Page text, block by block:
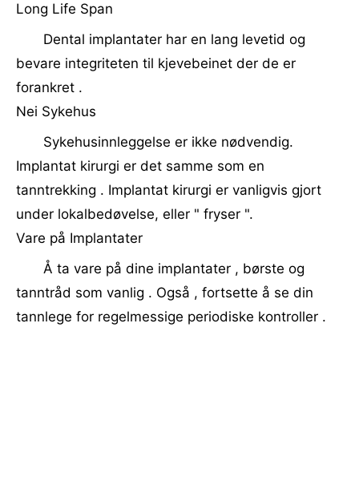
Long Life Span
Dental implantater har en lang levetid og
bevare integriteten til kjevebeinet der de er
forankret .
Nei Sykehus
Sykehusinnleggelse er ikke nødvendig.
Implantat kirurgi er det samme som en
tanntrekking . Implantat kirurgi er vanligvis gjort
under lokalbedøvelse, eller " fryser ".
Vare på Implantater
Å ta vare på dine implantater , børste og
tanntråd som vanlig . Også , fortsette å se din
tannlege for regelmessige periodiske kontroller .